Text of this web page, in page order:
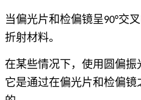
当偏光片和检偏镜呈90°交
折射材料。
在某些情况下，使用圆偏振
它是通过在偏光片和检偏